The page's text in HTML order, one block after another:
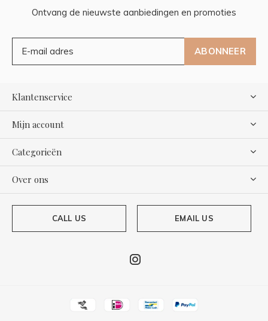
Ontvang de nieuwste aanbiedingen en promoties
ABONNEER
Klantenservice
Mijn account
Categorieën
Over ons
CALL US EMAIL US